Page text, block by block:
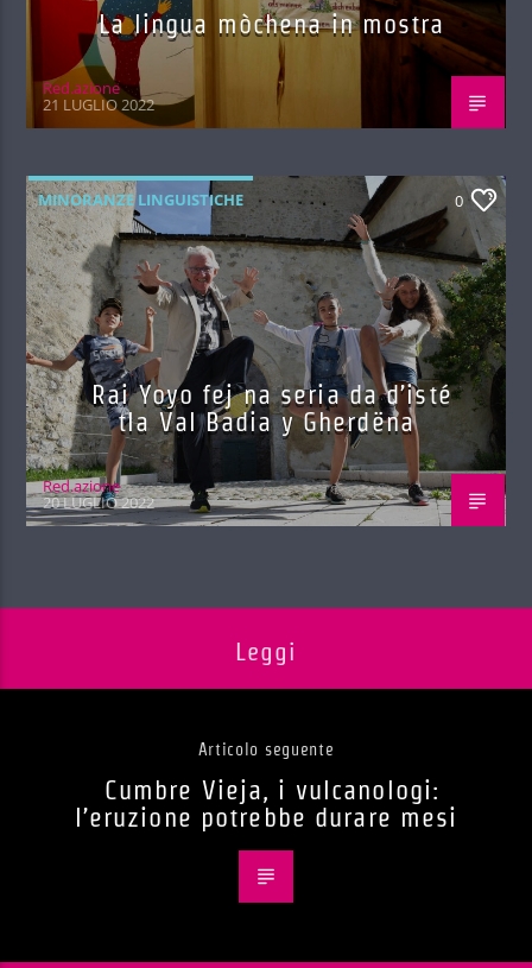
La lingua mòchena in mostra
Red.azione
21 LUGLIO 2022
MINORANZE LINGUISTICHE 0
Rai Yoyo fej na seria da d’isté
tla Val Badia y Gherdëna
Red.azione
20 LUGLIO 2022
Leggi
Articolo seguente
Cumbre Vieja, i vulcanologi:
l’eruzione potrebbe durare mesi